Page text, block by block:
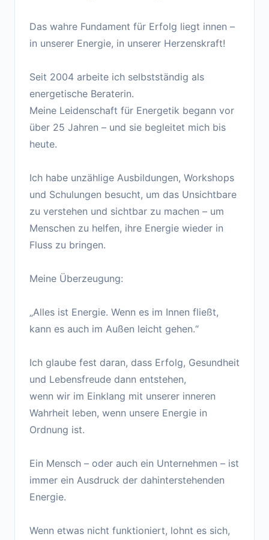
Das wahre Fundament für Erfolg liegt innen –
in unserer Energie, in unserer Herzenskraft!
Seit 2004 arbeite ich selbstständig als
energetische Beraterin.
Meine Leidenschaft für Energetik begann vor
über 25 Jahren – und sie begleitet mich bis
heute.
Ich habe unzählige Ausbildungen, Workshops
und Schulungen besucht, um das Unsichtbare
zu verstehen und sichtbar zu machen – um
Menschen zu helfen, ihre Energie wieder in
Fluss zu bringen.
Meine Überzeugung:
„Alles ist Energie. Wenn es im Innen fließt,
kann es auch im Außen leicht gehen.“
Ich glaube fest daran, dass Erfolg, Gesundheit
und Lebensfreude dann entstehen,
wenn wir im Einklang mit unserer inneren
Wahrheit leben, wenn unsere Energie in
Ordnung ist.
Ein Mensch – oder auch ein Unternehmen – ist
immer ein Ausdruck der dahinterstehenden
Energie.
Wenn etwas nicht funktioniert, lohnt es sich,